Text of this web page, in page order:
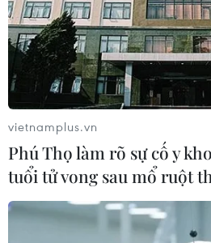
08/08/2026 03:29
Trung Quốc: E-Town Bắc
hướng tới trở thành trung tâm
Cần Thơ thúc đẩy hợp tác du
đối tác Hàn Quốc
vietnamplus.vn
Phú Thọ làm rõ sự cố y
tuổi tử vong sau mổ ruột